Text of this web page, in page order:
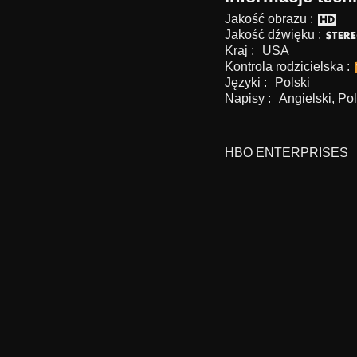
Jakość obrazu :
Jakość dźwięku :
Kraj :
USA
Kontrola rodzicielska :
Języki :
Polski
Napisy :
Angielski,
HBO ENTERPRISES